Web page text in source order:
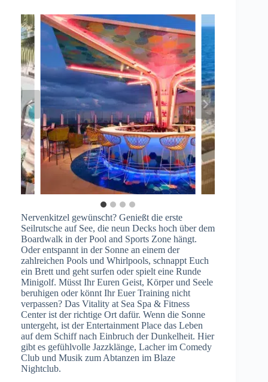
Nervenkitzel gewünscht? Genießt die erste
Seilrutsche auf See, die neun Decks hoch über dem
Boardwalk in der Pool and Sports Zone hängt.
Oder entspannt in der Sonne an einem der
zahlreichen Pools und Whirlpools, schnappt Euch
ein Brett und geht surfen oder spielt eine Runde
Minigolf. Müsst Ihr Euren Geist, Körper und Seele
beruhigen oder könnt Ihr Euer Training nicht
verpassen? Das Vitality at Sea Spa & Fitness
Center ist der richtige Ort dafür. Wenn die Sonne
untergeht, ist der Entertainment Place das Leben
auf dem Schiff nach Einbruch der Dunkelheit. Hier
gibt es gefühlvolle Jazzklänge, Lacher im Comedy
Club und Musik zum Abtanzen im Blaze
Nightclub.